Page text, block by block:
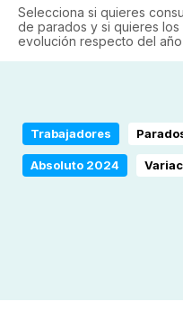
Selecciona si quieres
de parados y si quieres
evolución respecto del
Trabajadores
Absoluto 2024